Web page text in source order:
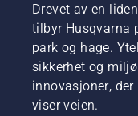
Drevet av en
tilbyr Husqvarna
park og hage.
sikkerhet og
innovasjoner,
viser veien.